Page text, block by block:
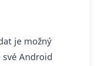
je možný
Android